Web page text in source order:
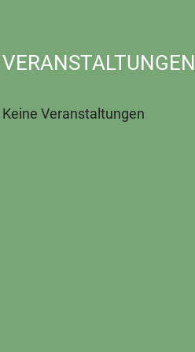
VERANSTALTUNGEN
Keine Veranstaltungen